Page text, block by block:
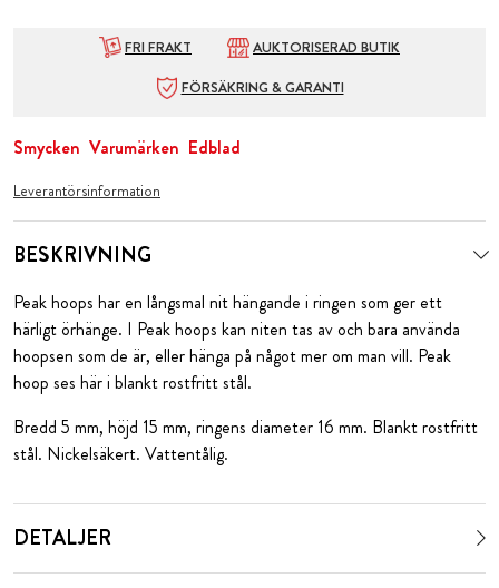
FRI FRAKT
AUKTORISERAD BUTIK
FÖRSÄKRING & GARANTI
Smycken Varumärken Edblad
Leverantörsinformation
BESKRIVNING
Peak hoops har en långsmal nit hängande i ringen som ger ett
härligt örhänge. I Peak hoops kan niten tas av och bara använda
hoopsen som de är, eller hänga på något mer om man vill. Peak
hoop ses här i blankt rostfritt stål.
Bredd 5 mm, höjd 15 mm, ringens diameter 16 mm. Blankt rostfritt
stål. Nickelsäkert. Vattentålig.
DETALJER